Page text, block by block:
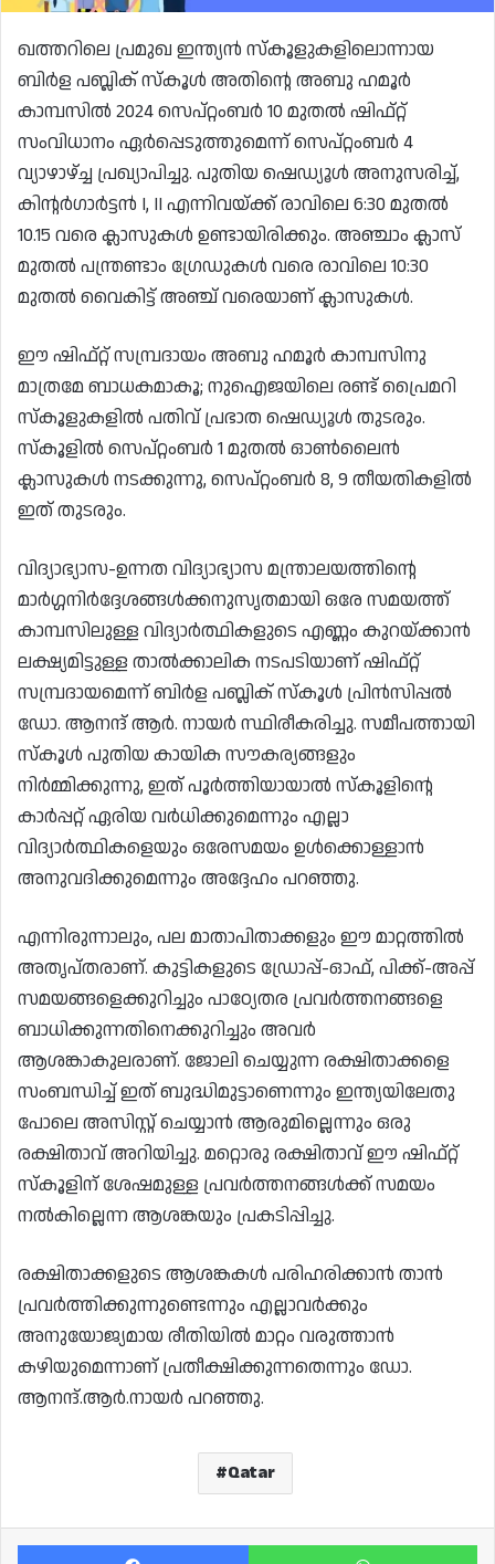
ഖത്തറിലെ പ്രമുഖ ഇന്ത്യൻ സ്‌കൂളുകളിലൊന്നായ
ബിർള പബ്ലിക് സ്‌കൂൾ അതിൻ്റെ അബു ഹമൂർ
കാമ്പസിൽ 2024 സെപ്റ്റംബർ 10 മുതൽ ഷിഫ്റ്റ്
സംവിധാനം ഏർപ്പെടുത്തുമെന്ന് സെപ്റ്റംബർ 4
വ്യാഴാഴ്ച്ച പ്രഖ്യാപിച്ചു. പുതിയ ഷെഡ്യൂൾ അനുസരിച്ച്,
കിൻ്റർഗാർട്ടൻ I, II എന്നിവയ്ക്ക് രാവിലെ 6:30 മുതൽ
10.15 വരെ ക്ലാസുകൾ ഉണ്ടായിരിക്കും. അഞ്ചാം ക്ലാസ്
മുതൽ പന്ത്രണ്ടാം ഗ്രേഡുകൾ വരെ രാവിലെ 10:30
മുതൽ വൈകിട്ട് അഞ്ച് വരെയാണ് ക്ലാസുകൾ.
ഈ ഷിഫ്റ്റ് സമ്പ്രദായം അബു ഹമൂർ കാമ്പസിനു
മാത്രമേ ബാധകമാകൂ; നുഐജയിലെ രണ്ട് പ്രൈമറി
സ്‌കൂളുകളിൽ പതിവ് പ്രഭാത ഷെഡ്യൂൾ തുടരും.
സ്‌കൂളിൽ സെപ്റ്റംബർ 1 മുതൽ ഓൺലൈൻ
ക്ലാസുകൾ നടക്കുന്നു, സെപ്റ്റംബർ 8, 9 തീയതികളിൽ
ഇത് തുടരും.
വിദ്യാഭ്യാസ-ഉന്നത വിദ്യാഭ്യാസ മന്ത്രാലയത്തിൻ്റെ
മാർഗ്ഗനിർദ്ദേശങ്ങൾക്കനുസൃതമായി ഒരേ സമയത്ത്
കാമ്പസിലുള്ള വിദ്യാർത്ഥികളുടെ എണ്ണം കുറയ്ക്കാൻ
ലക്ഷ്യമിട്ടുള്ള താൽക്കാലിക നടപടിയാണ് ഷിഫ്റ്റ്
സമ്പ്രദായമെന്ന് ബിർള പബ്ലിക് സ്‌കൂൾ പ്രിൻസിപ്പൽ
ഡോ. ആനന്ദ് ആർ. നായർ സ്ഥിരീകരിച്ചു. സമീപത്തായി
സ്‌കൂൾ പുതിയ കായിക സൗകര്യങ്ങളും
നിർമ്മിക്കുന്നു, ഇത് പൂർത്തിയായാൽ സ്‌കൂളിന്റെ
കാർപ്പറ്റ് ഏരിയ വർധിക്കുമെന്നും എല്ലാ
വിദ്യാർത്ഥികളെയും ഒരേസമയം ഉൾക്കൊള്ളാൻ
അനുവദിക്കുമെന്നും അദ്ദേഹം പറഞ്ഞു.
എന്നിരുന്നാലും, പല മാതാപിതാക്കളും ഈ മാറ്റത്തിൽ
അതൃപ്‌തരാണ്. കുട്ടികളുടെ ഡ്രോപ്പ്-ഓഫ്, പിക്ക്-അപ്പ്
സമയങ്ങളെക്കുറിച്ചും പാഠ്യേതര പ്രവർത്തനങ്ങളെ
ബാധിക്കുന്നതിനെക്കുറിച്ചും അവർ
ആശങ്കാകുലരാണ്. ജോലി ചെയ്യുന്ന രക്ഷിതാക്കളെ
സംബന്ധിച്ച് ഇത് ബുദ്ധിമുട്ടാണെന്നും ഇന്ത്യയിലേതു
പോലെ അസിസ്റ്റ് ചെയ്യാൻ ആരുമില്ലെന്നും ഒരു
രക്ഷിതാവ് അറിയിച്ചു. മറ്റൊരു രക്ഷിതാവ് ഈ ഷിഫ്റ്റ്
സ്‌കൂളിന് ശേഷമുള്ള പ്രവർത്തനങ്ങൾക്ക് സമയം
നൽകില്ലെന്ന ആശങ്കയും പ്രകടിപ്പിച്ചു.
രക്ഷിതാക്കളുടെ ആശങ്കകൾ പരിഹരിക്കാൻ താൻ
പ്രവർത്തിക്കുന്നുണ്ടെന്നും എല്ലാവർക്കും
അനുയോജ്യമായ രീതിയിൽ മാറ്റം വരുത്താൻ
കഴിയുമെന്നാണ് പ്രതീക്ഷിക്കുന്നതെന്നും ഡോ.
ആനന്ദ്.ആർ.നായർ പറഞ്ഞു.
Qatar
Facebook